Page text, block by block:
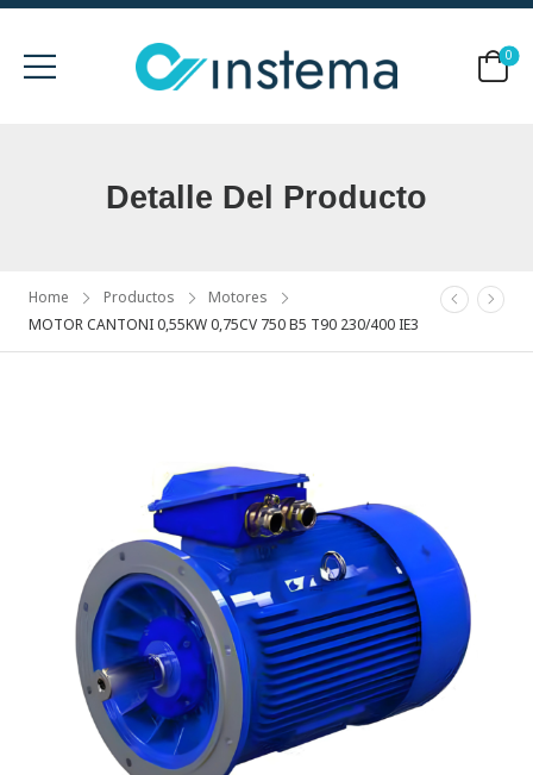
0
Detalle Del Producto
Home Productos
Motores
MOTOR CANTONI 0,55KW 0,75CV 750 B5 T90 230/400 IE3